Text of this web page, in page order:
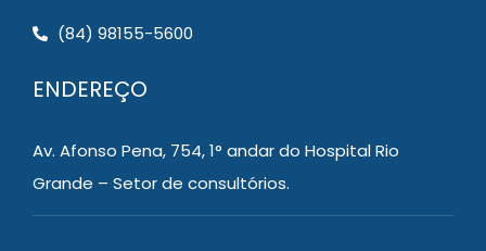
(84) 98155-5600
ENDEREÇO
Av. Afonso Pena, 754, 1° andar do Hospital Rio
Grande – Setor de consultórios.